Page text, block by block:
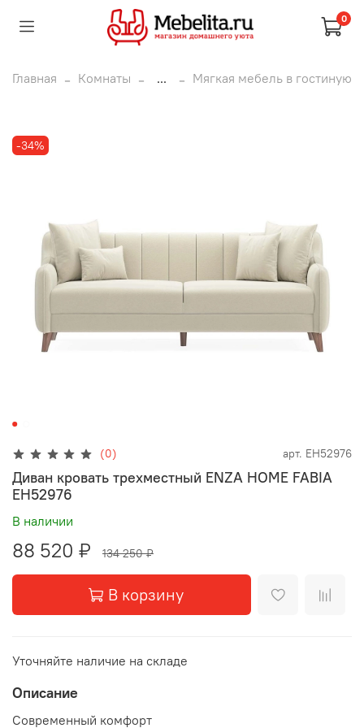
0
Главная Комнаты ... Мягкая мебель в гостиную
-34%
(0) арт. EH52976
Диван кровать трехместный ENZA HOME FABIA
EH52976
В наличии
88 520 ₽ 134 250 ₽
В корзину
Уточняйте наличие на складе
Описание
Современный комфорт